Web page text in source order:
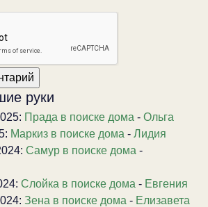
руки
Прада в поиске дома - Ольга
Маркиз в поиске дома - Лидия
Самур в поиске дома -
Слойка в поиске дома - Евгения
Зена в поиске дома - Елизавета